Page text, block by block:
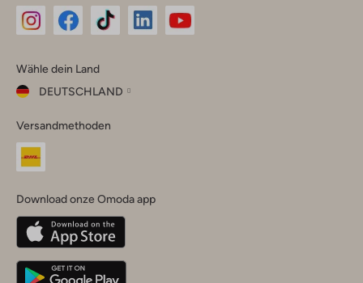
Instagram
Facebook
TikTok
Wähle dein Land
DEUTSCHLAND
dein
Land
Belgique(Français)
Deutschland
Versandmethoden
Download onze Omoda app